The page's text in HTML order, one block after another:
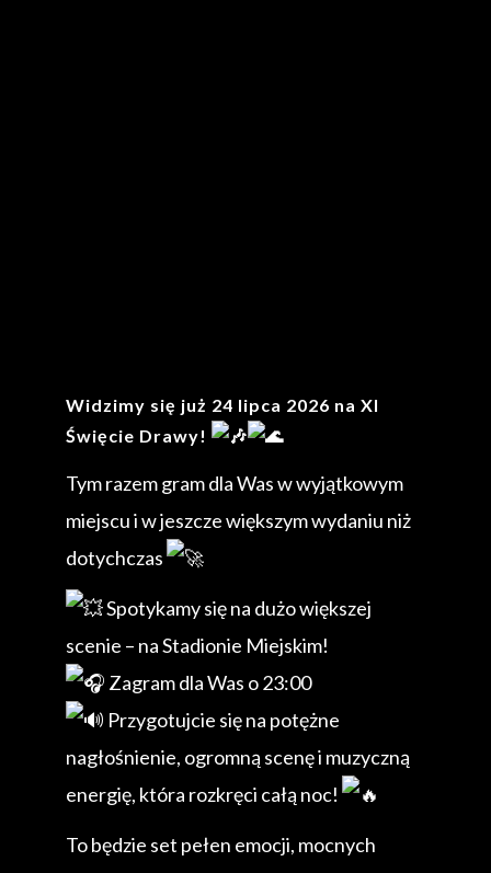
Widzimy się już 24 lipca 2026 na XI
Święcie Drawy!
Tym razem gram dla Was w wyjątkowym
miejscu i w jeszcze większym wydaniu niż
dotychczas
Spotykamy się na dużo większej
scenie – na Stadionie Miejskim!
Zagram dla Was o 23:00
Przygotujcie się na potężne
nagłośnienie, ogromną scenę i muzyczną
energię, która rozkręci całą noc!
To będzie set pełen emocji, mocnych